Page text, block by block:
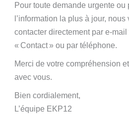
Pour toute demande urgente ou
l’information la plus à jour,
contacter directement par e-
« Contact » ou par téléphone.
Merci de votre compréhension
avec vous.
Bien cordialement,
L’équipe EKP12